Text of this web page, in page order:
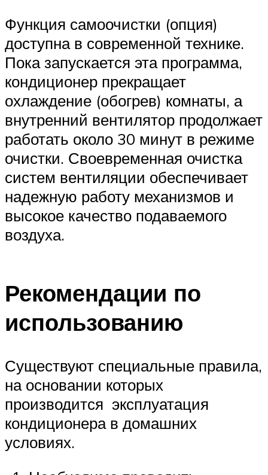
Функция самоочистки (опция)
доступна в современной технике.
Пока запускается эта программа,
кондиционер прекращает
охлаждение (обогрев) комнаты, а
внутренний вентилятор продолжает
работать около 30 минут в режиме
очистки. Своевременная очистка
систем вентиляции обеспечивает
надежную работу механизмов и
высокое качество подаваемого
воздуха.
Рекомендации по
использованию
Существуют специальные правила,
на основании которых
производится эксплуатация
кондиционера в домашних
условиях.